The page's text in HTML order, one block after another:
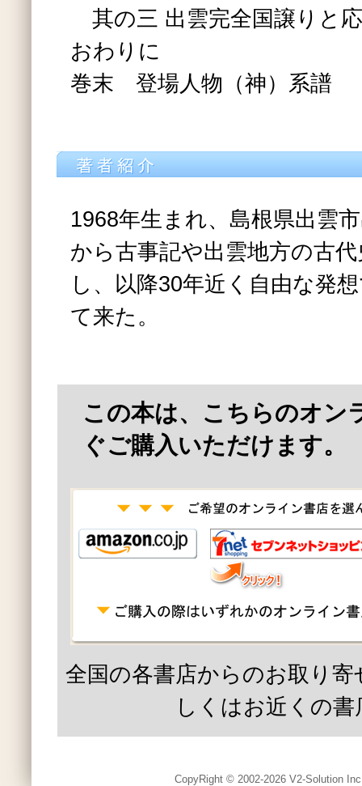
其の三 出雲完全国譲りと
おわりに
巻末 登場人物（神）系譜
1968年生まれ、島根県出雲
から古事記や出雲地方の古
し、以降30年近く自由な発
て来た。
この本は、こちらのオン
ぐご購入いただけます。
全国の各書店からのお取り
しくはお近くの書
CopyRight © 2002-2026 V2-Solution